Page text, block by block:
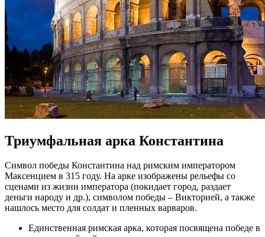
Триумфальная арка Константина
Символ победы Константина над римским императором
Максенцием в 315 году. На арке изображены рельефы со
сценами из жизни императора (покидает город, раздает
деньги народу и др.), символом победы – Викторией, а также
нашлось место для солдат и пленных варваров.
Единственная римская арка, которая посвящена победе в